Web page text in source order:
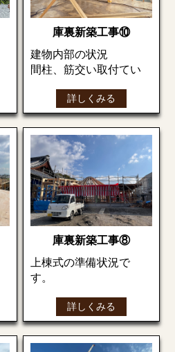
庫裏新築工事⑩
建物内部の状況
間柱、筋交い取付てい
筋交いプレート（金
物）取付状況（現在の
建物は金物類で補強し
ます）
庫裏と本堂を結ぶ通路
の部分です。
円錐屋根上部にはトッ
詳しくみる
庫裏新築工事⑧
上棟式の準備状況で
す。
上棟式の開始です。
詳しくみる